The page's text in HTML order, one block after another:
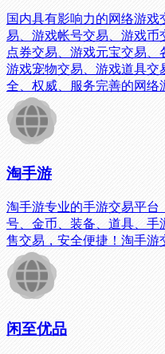
国内具有影响力的网络游
易、游戏帐号交易、游戏
点券交易、游戏元宝交易、
游戏宠物交易、游戏道具
全、权威、服务完善的网络
淘手游
淘手游专业的手游交易平
号、金币、装备、道具、
售交易，安全便捷！淘手游
闲至优品